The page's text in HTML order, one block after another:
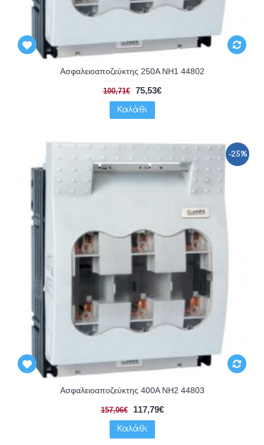
Ασφαλειοαποζεύκτης 250A NH1 44802
100,71€ 75,53€
Καλάθι
-25%
Ασφαλειοαποζεύκτης 400A NH2 44803
157,06€ 117,79€
Καλάθι